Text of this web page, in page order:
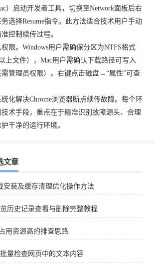
）启动开发者工具，切换至Network面板后右
选择Resume指令。此方法适合技术用户手动
控制续传过程。
限。Windows用户需确保分区为NTFS格式
以上文件），Mac用户需确认下载路径可写入
需管理员权限）。右键点击磁盘→“属性”可查
化解决Chrome浏览器断点续传故障。每个环
术手段，重点在于精准识别故障源头、合理
干净的运行环境。
文章
安装及缓存清理优化操作方法
历史记录查看与删除完整教程
用资源高的排查思路
量检查网页中的文本内容